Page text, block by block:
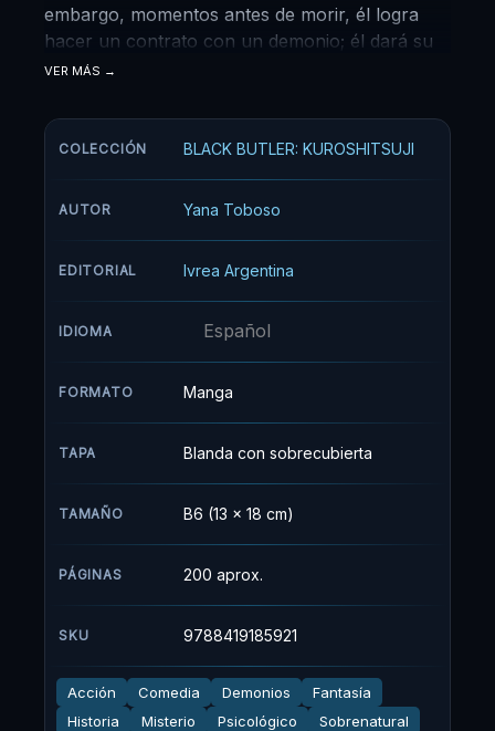
embargo, momentos antes de morir, él logra
hacer un contrato con un demonio; él dará su
alma, a cambio de venganza. Ciel Phantomhive
corporación Phantomhive, maneja todos los
asuntos relacionados con negocios, y así
Reina de Inglaterra. Su compañero es su nuevo
asesinato los padres de Ciel además de la
tortura que él tuvo que sufrir, ambos se verán
envueltos en peligrosos e intrigantes casos
llenos de misterios e interrogantes que deberán
descifrar.
VER MÁS
COLECCIÓN BLACK BUTLER: KUROSHITSUJI
AUTOR Yana Toboso
EDITORIAL Ivrea Argentina
IDIOMA Español
FORMATO Manga
TAPA Blanda con sobrecubierta
TAMAÑO B6 (13 x 18 cm)
PÁGINAS 200 aprox.
SKU 9788419185921
Acción Comedia Demonios
Fantasía
Historia
Misterio Psicológico
Sobrenatural